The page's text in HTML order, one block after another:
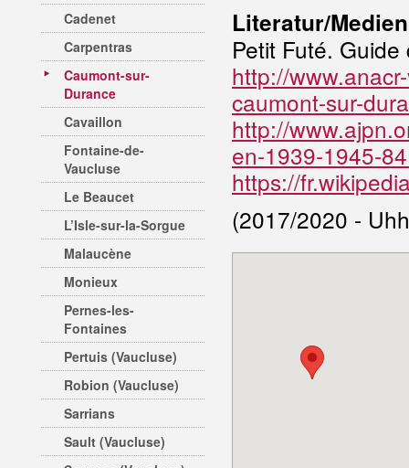
Cadenet
Carpentras
Caumont-sur-
Durance
Cavaillon
Fontaine-de-
Vaucluse
Le Beaucet
L’Isle-sur-la-Sorgue
Malaucène
Monieux
Pernes-les-
Fontaines
Pertuis (Vaucluse)
Robion (Vaucluse)
Sarrians
Sault (Vaucluse)
Literatur/Medien
Petit Futé.
http://
caumont-sur-
http://
en-1939-1945-
https://
(2017/2020 -